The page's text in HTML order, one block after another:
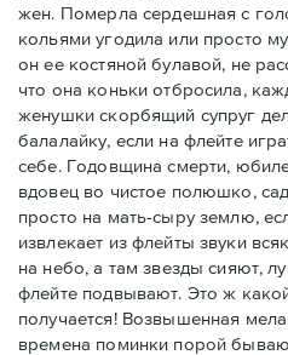
жен. Померла сердешная с
кольями угодила или просто
он ее костяной булавой, не
что она коньки отбросила,
женушки скорбящий супруг
балалайку, если на флейте
себе. Годовщина смерти,
вдовец во чистое полюшко,
просто на мать-сыру землю,
извлекает из флейты звуки
на небо, а там звезды сияют,
флейте подвывают. Это ж
получается! Возвышенная
времена поминки порой